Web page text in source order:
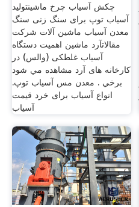
چکش آسیاب چرخ ماشینتولید
آسیاب توپ برای سنگ زنی سنگ
معدن آسیاب ماشین آلات شرکت
مقالاتآرد ماشین اهمیت دستگاه
آسیاب غلطکی (والس) در
کارخانه های آرد مشاهده مي شود
برخي . معدن مس آسیاب توپ.
انواع آسیاب برای خرد قیمت
آسیاب